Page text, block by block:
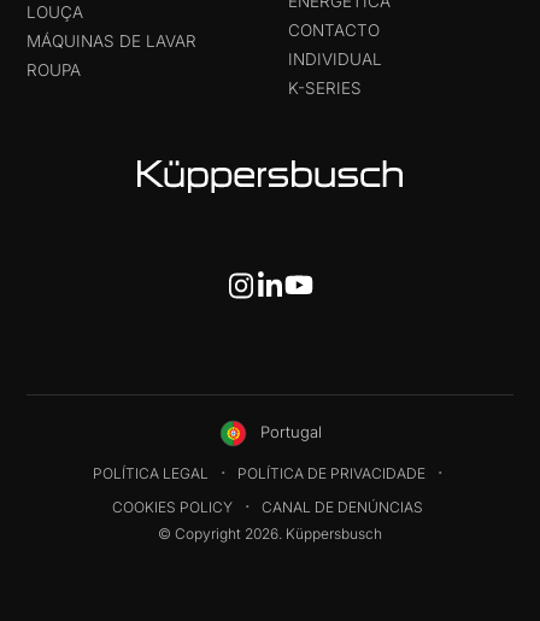
LOUÇA
MÁQUINAS DE LAVAR
ROUPA
CONTACTO
INDIVIDUAL
K-SERIES
Portugal
POLÍTICA LEGAL
POLÍTICA DE PRIVACIDADE
COOKIES POLICY
CANAL DE DENÚNCIAS
© Copyright 2026. Küppersbusch